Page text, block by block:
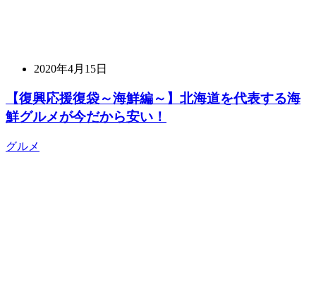
2020年4月15日
【復興応援復袋～海鮮編～】北海道を代表する海
鮮グルメが今だから安い！
グルメ